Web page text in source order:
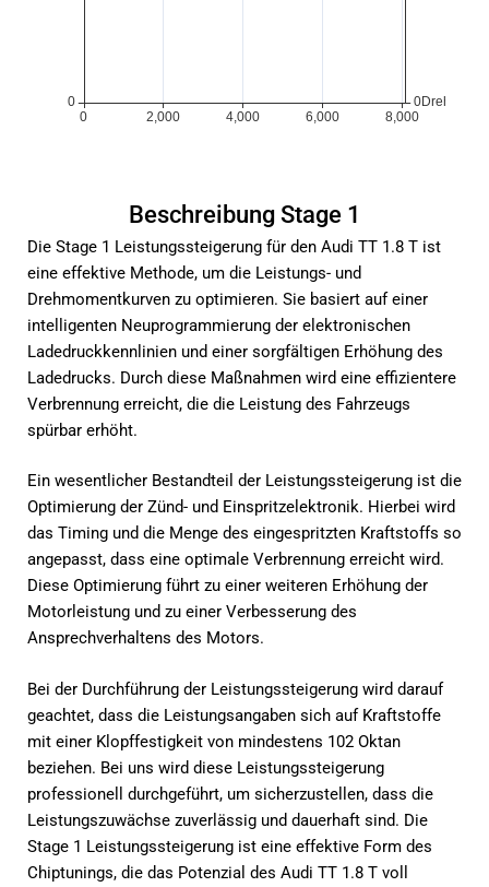
Beschreibung Stage 1
Die Stage 1 Leistungssteigerung für den Audi TT 1.8 T ist
eine effektive Methode, um die Leistungs- und
Drehmomentkurven zu optimieren. Sie basiert auf einer
intelligenten Neuprogrammierung der elektronischen
Ladedruckkennlinien und einer sorgfältigen Erhöhung des
Ladedrucks. Durch diese Maßnahmen wird eine effizientere
Verbrennung erreicht, die die Leistung des Fahrzeugs
spürbar erhöht.
Ein wesentlicher Bestandteil der Leistungssteigerung ist die
Optimierung der Zünd- und Einspritzelektronik. Hierbei wird
das Timing und die Menge des eingespritzten Kraftstoffs so
angepasst, dass eine optimale Verbrennung erreicht wird.
Diese Optimierung führt zu einer weiteren Erhöhung der
Motorleistung und zu einer Verbesserung des
Ansprechverhaltens des Motors.
Bei der Durchführung der Leistungssteigerung wird darauf
geachtet, dass die Leistungsangaben sich auf Kraftstoffe
mit einer Klopffestigkeit von mindestens 102 Oktan
beziehen. Bei uns wird diese Leistungssteigerung
professionell durchgeführt, um sicherzustellen, dass die
Leistungszuwächse zuverlässig und dauerhaft sind. Die
Stage 1 Leistungssteigerung ist eine effektive Form des
Chiptunings, die das Potenzial des Audi TT 1.8 T voll